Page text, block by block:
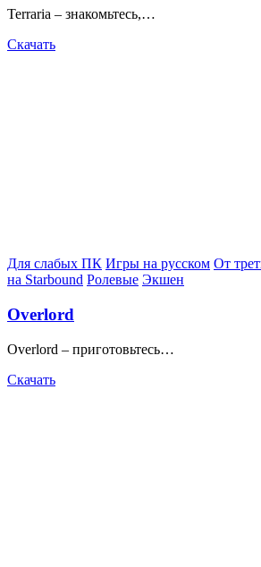
Terraria – знакомьтесь,…
Скачать
Posted
in
Для слабых ПК Игры на русском От
на Starbound Ролевые Экшен
Overlord
Overlord – приготовьтесь…
Скачать